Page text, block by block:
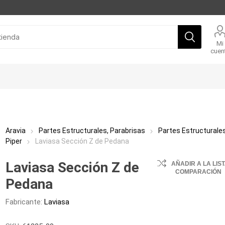
Mi
Aravia Partes Estructurales, Parabrisas
Partes
Piper
Laviasa Sección Z de Pedana
Laviasa Sección Z de
Pedana
Fabricante: Laviasa
AÑADIR A LA
COMPARACIÓN